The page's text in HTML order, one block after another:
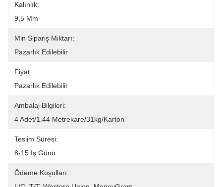
Kalınlık:
9,5 Mm
Min Sipariş Miktarı:
Pazarlık Edilebilir
Fiyat:
Pazarlık Edilebilir
Ambalaj Bilgileri:
4 Adet/1.44 Metrekare/31kg/karton
Teslim Süresi:
8-15 Iş Günü
Ödeme Koşulları: